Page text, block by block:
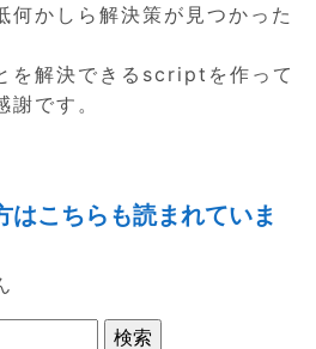
何かしら解決策が見つかった
を解決できるscriptを作って
謝です。
はこちらも読まれていま